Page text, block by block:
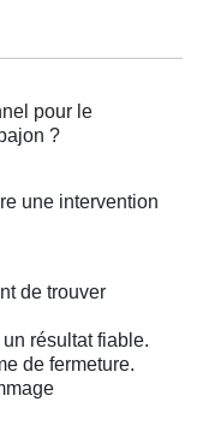
pour le
?
une intervention
de trouver
résultat fiable.
de fermeture.